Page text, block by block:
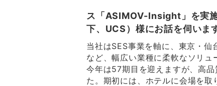
ス「ASIMOV-Insight」を実
下、UCS）様にお話を伺いま
当社はSES事業を軸に、東京・
など、幅広い業種に柔軟なソリュ
今年は57期目を迎えますが、高
た。期初には、ホテルに会場を